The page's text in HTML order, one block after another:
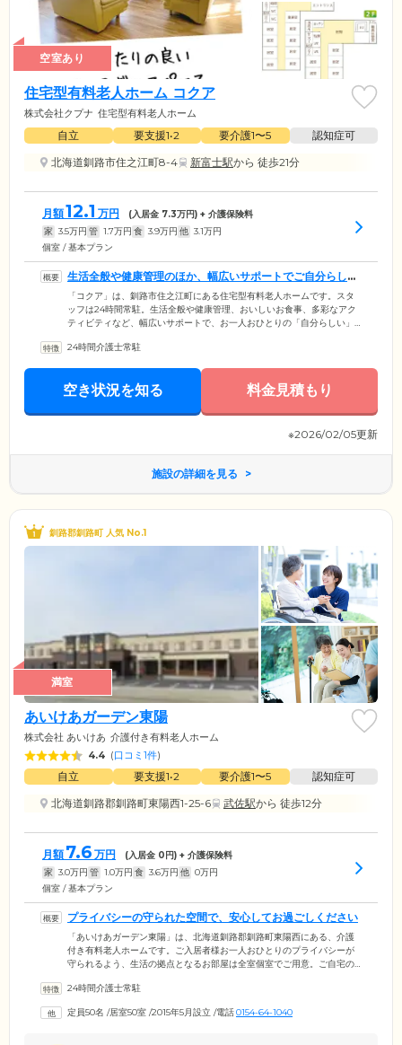
空室あり
住宅型有料老人ホーム コクア
株式会社クプナ 住宅型有料老人ホーム
自立 要支援1•2 要介護1〜5
認知症可
北海道釧路市住之江町8-4
新富士駅から 徒歩21分
月額12.1 万円 (入居金 7.3万円) + 介護保険料
家 3.5万円 管 1.7万円 食 3.9万円 他 3.1万円
個室 / 基本プラン
生活全般や健康管理のほか、幅広いサポートでご自分らしい
毎日を支援します
「コクア」は、釧路市住之江町にある住宅型有料老人ホームです。スタ
ッフは24時間常駐。生活全般や健康管理、おいしいお食事、多彩なアク
ティビティなど、幅広いサポートで、お一人おひとりの「自分らしい」
リアフリー設計を採用。全17室のお部屋はプライバシーに配慮した個室
みも可能です。ご自身のライフスタイルに合わせた空間で、ゆったりと
お過ごしください。また全居室にはナースコールを完備しており、お呼
24時間介護士常駐
空き状況を知る 料金見積もり
※2026/02/05更新
施設の詳細を見る
釧路郡釧路町 人気 No.1
満室
あいけあガーデン東陽
株式会社 あいけあ 介護付き有料老人ホーム
4.4 (口コミ1件)
自立 要支援1•2 要介護1〜5
認知症可
北海道釧路郡釧路町東陽西1-25-6
武佐駅から 徒歩12分
月額 7.6 万円 (入居金 0円) + 介護保険料
家 3.0万円 管 1.0万円 食 3.6万円 他 0万円
個室 / 基本プラン
プライバシーの守られた空間で、安心してお過ごしください
「あいけあガーデン東陽」は、北海道釧路郡釧路町東陽西にある、介護
付き有料老人ホームです。ご入居者様お一人おひとりのプライバシーが
守られるよう、生活の拠点となるお部屋は全室個室でご用意。ご自宅の
過ごしください。お部屋はすべて介護に適した構造になっていますの
く、住み慣れた空間で暮らし続けることが可能です。ベッドサイドには
24時間介護士常駐
定員50名 /居室50室 /2015年5月設立 /電話0154-64-1040